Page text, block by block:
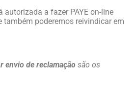
autorizada a fazer PAYE on-line
também poderemos reivindicar em
envio de reclamação são os